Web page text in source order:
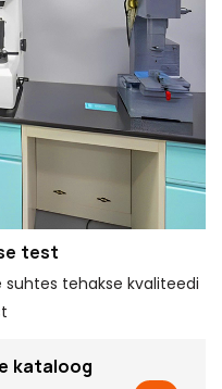
test
tehakse kvaliteedi
kataloog